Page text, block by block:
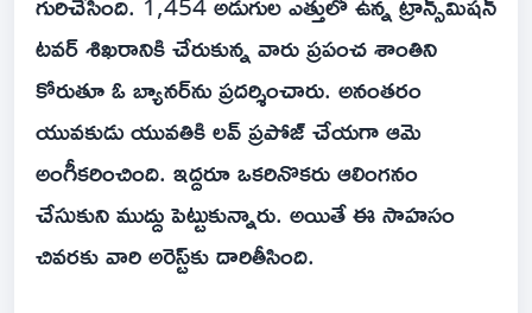
టవర్‌ శిఖరానికి చేరుకున్న వారు ప్రపంచ శాంతిని
కోరుతూ ఓ బ్యానర్‌ను ప్రదర్శించారు. అనంతరం
యువకుడు యువతికి లవ్‌ ప్రపోజ్‌ చేయగా ఆమె
అంగీకరించింది. ఇద్దరూ ఒకరినొకరు ఆలింగనం
చేసుకుని ముద్దు పెట్టుకున్నారు. అయితే ఈ సాహసం
చివరకు వారి అరెస్ట్‌కు దారితీసింది.